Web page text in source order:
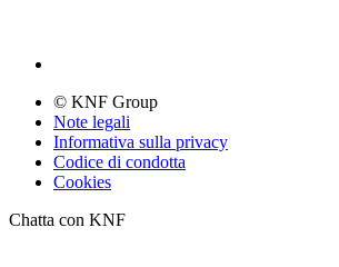
© KNF Group
Note legali
Informativa sulla privacy
Codice di condotta
Cookies
Chatta con KNF